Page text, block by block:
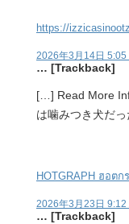
https://
2026年3月14日 5:05
… [Trackback]
[…] Read More
は噛みつき犬だ
HOTGRAPH ฮอตก
2026年3月23日 9:12
… [Trackback]